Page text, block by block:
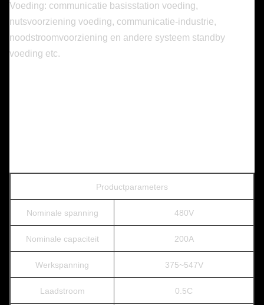
Voeding: communicatie basisstation voeding,
nutsvoorziening voeding, communicatie-industrie,
noodstroomvoorziening en andere systeem standby
voeding etc.
Productparameters
Nominale spanning 480V
Nominale capaciteit 200A
Werkspanning 375~547V
Laadstroom 0.5C